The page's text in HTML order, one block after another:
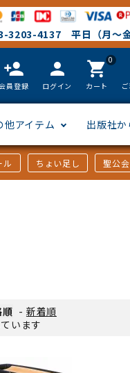
3203-4137 平日（月～
person_add
員登録
person
ログイン
0
shopping_cart
カート
他アイテム 出版社
ル ちょい足し 聖公会
順 - 新着順
います